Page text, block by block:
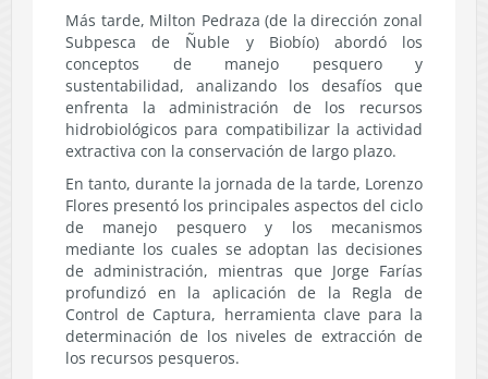
Más tarde, Milton Pedraza (de la dirección zonal
Subpesca de Ñuble y Biobío) abordó los
conceptos de manejo pesquero y
sustentabilidad, analizando los desafíos que
enfrenta la administración de los recursos
hidrobiológicos para compatibilizar la actividad
extractiva con la conservación de largo plazo.
En tanto, durante la jornada de la tarde, Lorenzo
Flores presentó los principales aspectos del ciclo
de manejo pesquero y los mecanismos
mediante los cuales se adoptan las decisiones
de administración, mientras que Jorge Farías
profundizó en la aplicación de la Regla de
Control de Captura, herramienta clave para la
determinación de los niveles de extracción de
los recursos pesqueros.